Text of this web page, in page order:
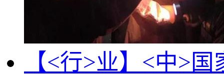
【<行>业】<中>